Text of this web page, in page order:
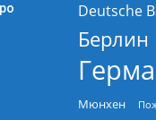
Deutsche
Берлин
Мюнхен